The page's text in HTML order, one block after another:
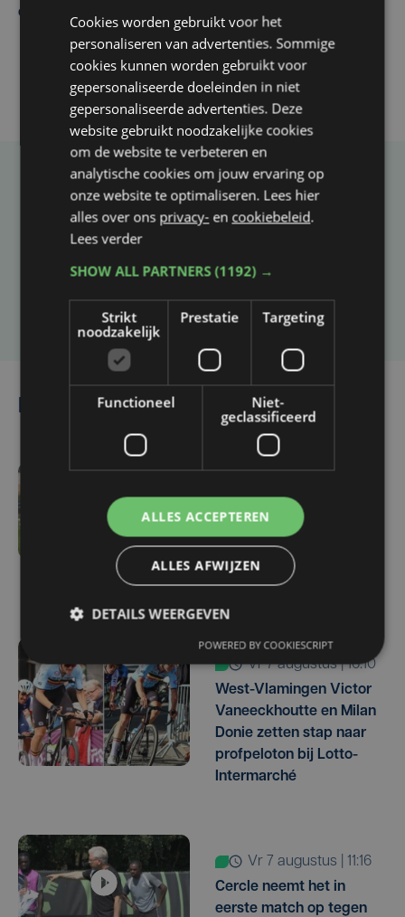
en doen gouden zaak in WK
Taalfout opgemerkt?
Heb je een taal- of schrijffout opgemerkt in dit
Laat het ons weten
Lees ook
Zulte Waregem start
tegen Racing Genk:
"Waarom zou ik onze
ambitie beperken?"
vr 7 augustus | 16:10
West-Vlamingen Victor
Vaneeckhoutte en Milan
Donie zetten stap naar
profpeloton bij Lotto-
Intermarché
vr 7 augustus | 11:16
Cercle neemt het in
eerste match op tegen
Cookies worden gebruikt voor het
personaliseren van advertenties. Sommige
cookies kunnen worden gebruikt voor
gepersonaliseerde doeleinden in niet
gepersonaliseerde advertenties. Deze
website gebruikt noodzakelijke cookies
om de website te verbeteren en
analytische cookies om jouw ervaring op
onze website te optimaliseren. Lees hier
alles over ons privacy- en cookiebeleid.
Lees verder
SHOW ALL PARTNERS(1192) →
Strikt
noodzakelijk
Prestatie Targeting
Functioneel
Niet-
geclassificeerd
ALLES ACCEPTEREN
ALLES AFWIJZEN
DETAILS WEERGEVEN
POWERED BY COOKIESCRIPT